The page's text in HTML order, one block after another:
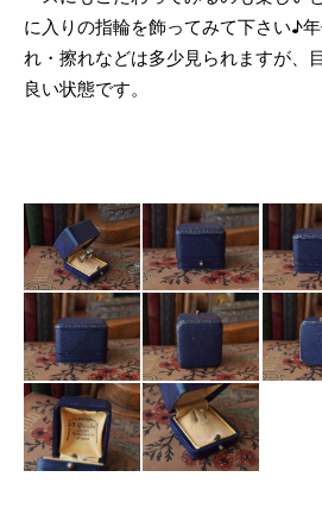
に入りの指輪を飾ってみて下さい♪
れ・擦れなどは多少見られますが、
良い状態です。